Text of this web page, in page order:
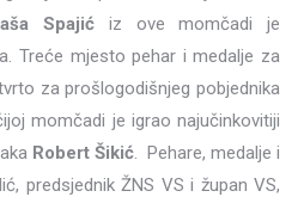
Spajić iz ove momčadi je
Treće mjesto pehar i medalje za
za prošlogodišnjeg pobjednika
momčadi je igrao najučinkovitiji
Robert Šikić. Pehare, medalje i
predsjednik ŽNS VS i župan VS,